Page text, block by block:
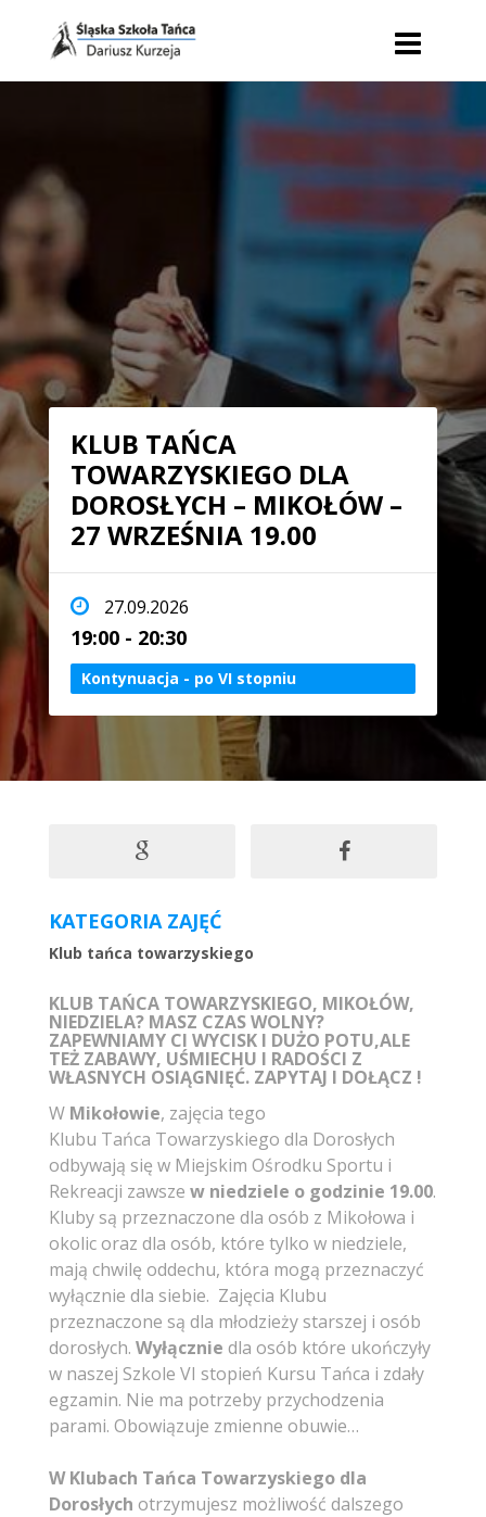
KLUB TAŃCA
TOWARZYSKIEGO DLA
DOROSŁYCH – MIKOŁÓW –
27 WRZEŚNIA 19.00
27.09.2026
19:00 - 20:30
Kontynuacja - po VI stopniu
KATEGORIA ZAJĘĆ
Klub tańca towarzyskiego
KLUB TAŃCA TOWARZYSKIEGO, MIKOŁÓW,
NIEDZIELA? MASZ CZAS WOLNY?
ZAPEWNIAMY CI WYCISK I DUŻO POTU,ALE
TEŻ ZABAWY, UŚMIECHU I RADOŚCI Z
WŁASNYCH OSIĄGNIĘĆ. ZAPYTAJ I DOŁĄCZ !
W Mikołowie, zajęcia tego
Klubu Tańca Towarzyskiego dla Dorosłych
odbywają się w Miejskim Ośrodku Sportu i
Rekreacji zawsze w niedziele o godzinie 19.00.
Kluby są przeznaczone dla osób z Mikołowa i
okolic oraz dla osób, które tylko w niedziele,
mają chwilę oddechu, która mogą przeznaczyć
wyłącznie dla siebie. Zajęcia Klubu
przeznaczone są dla młodzieży starszej i osób
dorosłych. Wyłącznie dla osób które ukończyły
w naszej Szkole VI stopień Kursu Tańca i zdały
egzamin. Nie ma potrzeby przychodzenia
parami. Obowiązuje zmienne obuwie…
W Klubach Tańca Towarzyskiego dla
Dorosłych otrzymujesz możliwość dalszego